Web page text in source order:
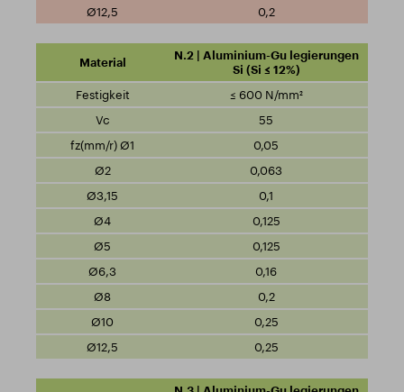
0,2
N.2 | Aluminium-Gu legierungen
Si (Si ≤ 12%)
≤ 600 N/mm²
55
0,05
0,063
0,1
0,125
0,125
0,16
0,2
0,25
0,25